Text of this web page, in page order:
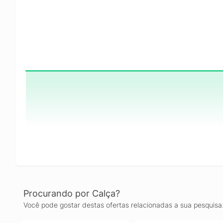
Procurando por Calça?
Você pode gostar destas ofertas relacionadas a sua